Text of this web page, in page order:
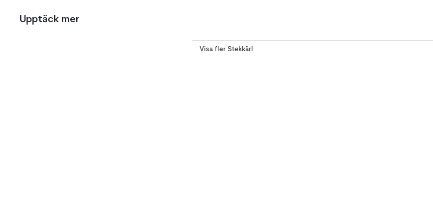
Upptäck mer
Visa fler Stekkärl